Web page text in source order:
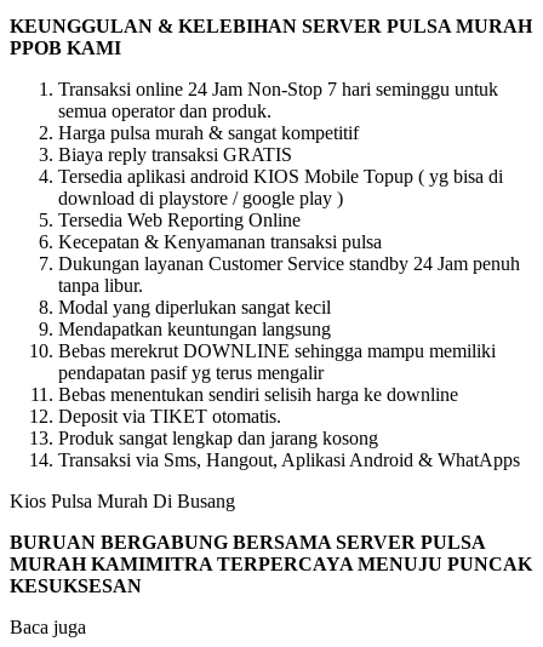
KEUNGGULAN & KELEBIHAN SERVER PULSA MURAH
PPOB KAMI
Transaksi online 24 Jam Non-Stop 7 hari seminggu untuk
semua operator dan produk.
Harga pulsa murah & sangat kompetitif
Biaya reply transaksi GRATIS
Tersedia aplikasi android KIOS Mobile Topup ( yg bisa di
download di playstore / google play )
Tersedia Web Reporting Online
Kecepatan & Kenyamanan transaksi pulsa
Dukungan layanan Customer Service standby 24 Jam penuh
tanpa libur.
Modal yang diperlukan sangat kecil
Mendapatkan keuntungan langsung
Bebas merekrut DOWNLINE sehingga mampu memiliki
pendapatan pasif yg terus mengalir
Bebas menentukan sendiri selisih harga ke downline
Deposit via TIKET otomatis.
Produk sangat lengkap dan jarang kosong
Transaksi via Sms, Hangout, Aplikasi Android & WhatApps
Kios Pulsa Murah Di Busang
BURUAN BERGABUNG BERSAMA SERVER PULSA
MURAH KAMIMITRA TERPERCAYA MENUJU PUNCAK
KESUKSESAN
Baca juga